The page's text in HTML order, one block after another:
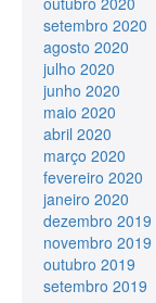
setembro 2020
agosto 2020
julho 2020
junho 2020
maio 2020
abril 2020
março 2020
fevereiro 2020
janeiro 2020
dezembro 2019
novembro 2019
outubro 2019
setembro 2019